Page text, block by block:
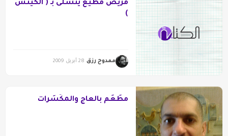
مريض مطيع يتسلى بـ ( الكيتش
)
ممدوح رزق 28 أبريل 2009
مطَعَم بالعاج والمكَسَرات